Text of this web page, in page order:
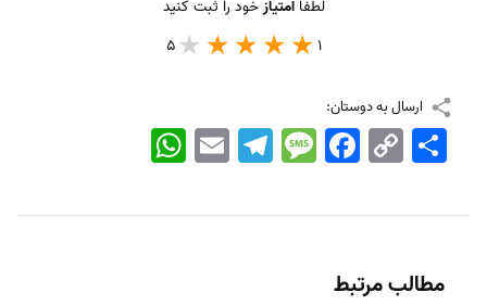
لطفاامتیازخود را ثبت کنید
1
5
ارسال به دوستان:
WhatsApp EmailTelegramMessageFacebook Copy
Link
اشتراک
مطالب مرتبط